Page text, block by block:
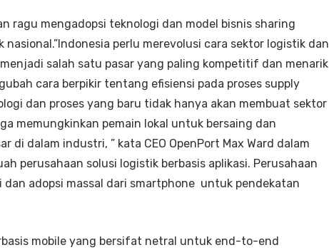
ragu mengadopsi teknologi dan model bisnis sharing
perlu merevolusi cara sektor logistik dan
salah satu pasar yang paling kompetitif dan menarik
cara berpikir tentang efisiensi pada proses supply
dan proses yang baru tidak hanya akan membuat sektor
memungkinkan pemain lokal untuk bersaing dan
di dalam industri, ” kata CEO OpenPort Max Ward dalam
perusahaan solusi logistik berbasis aplikasi. Perusahaan
adopsi massal dari smartphone untuk pendekatan
mobile yang bersifat netral untuk end-to-end